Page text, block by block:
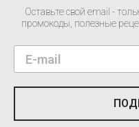
Оставьте свой email -
промокоды, полезные